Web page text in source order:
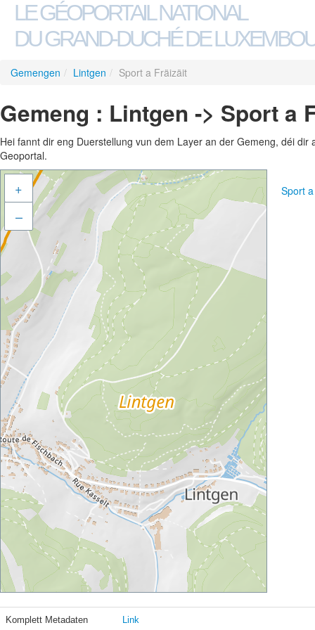
LE GÉOPORTAIL NATIONAL
DU GRAND-DUCHÉ DE
Gemengen / Lintgen / Sport a Fräizäit
Gemeng : Lintgen -> Sport a
Hei fannt dir eng Duerstellung vun dem Layer an der Gemeng, déi
Geoportal.
+
–
Sport
Komplett Metadaten Link